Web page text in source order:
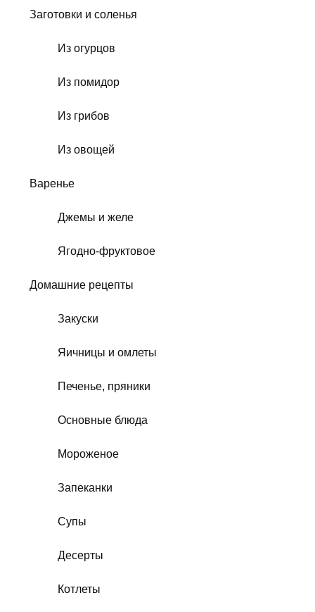
Заготовки и соленья
Из огурцов
Из помидор
Из грибов
Из овощей
Варенье
Джемы и желе
Ягодно-фруктовое
Домашние рецепты
Закуски
Яичницы и омлеты
Печенье, пряники
Основные блюда
Мороженое
Запеканки
Супы
Десерты
Котлеты